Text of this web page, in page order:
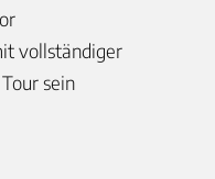
vollständiger
sein